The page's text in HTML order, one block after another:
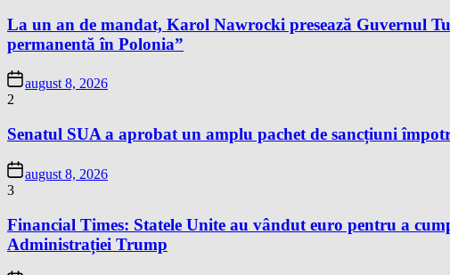
La un an de mandat, Karol Nawrocki presează Guvernul
permanentă în Polonia”
august 8, 2026
2
Senatul SUA a aprobat un amplu pachet de sancțiuni
august 8, 2026
3
Financial Times: Statele Unite au vândut euro pentru a
Administrației Trump